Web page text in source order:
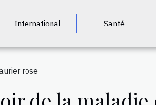
International Santé
rose